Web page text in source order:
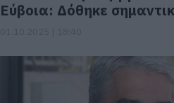
Εύβοια: Δόθηκε